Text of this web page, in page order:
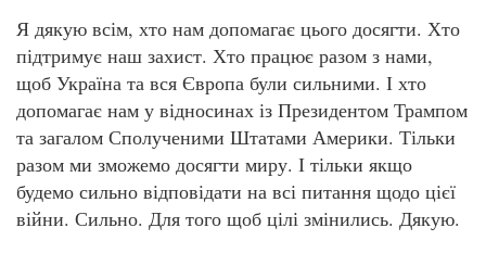
Я дякую всім, хто нам допомагає цього досягти. Хто
підтримує наш захист. Хто працює разом з нами,
щоб Україна та вся Європа були сильними. І хто
допомагає нам у відносинах із Президентом Трампом
та загалом Сполученими Штатами Америки. Тільки
разом ми зможемо досягти миру. І тільки якщо
будемо сильно відповідати на всі питання щодо цієї
війни. Сильно. Для того щоб цілі змінились. Дякую.